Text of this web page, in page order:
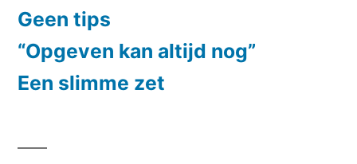
Geen tips
“Opgeven kan altijd nog”
Een slimme zet